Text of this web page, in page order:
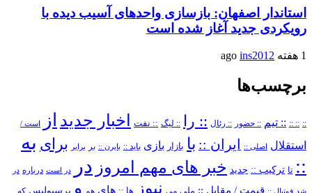
استاندار اصفهان: بازسازی واحدهای آسیب دیده با
رویکردی جدید آغاز شده است
1 هفته ago ins2012
برچسب‌ها
::
:: :: :: تیم :: حضور :: رئال :: را :: لیگ :: نفت اخبار جدید از است /
استقلال اصلی :: ایران :: با بازار بازی باید :: بایرن :: بر برابر برای به
:: تا ترکیب :: جدید خبر های مهم امروز در در است درباره در
شد فوتبال :: قیمت / مقابل :: ملی نیوز های و پرسپولیس